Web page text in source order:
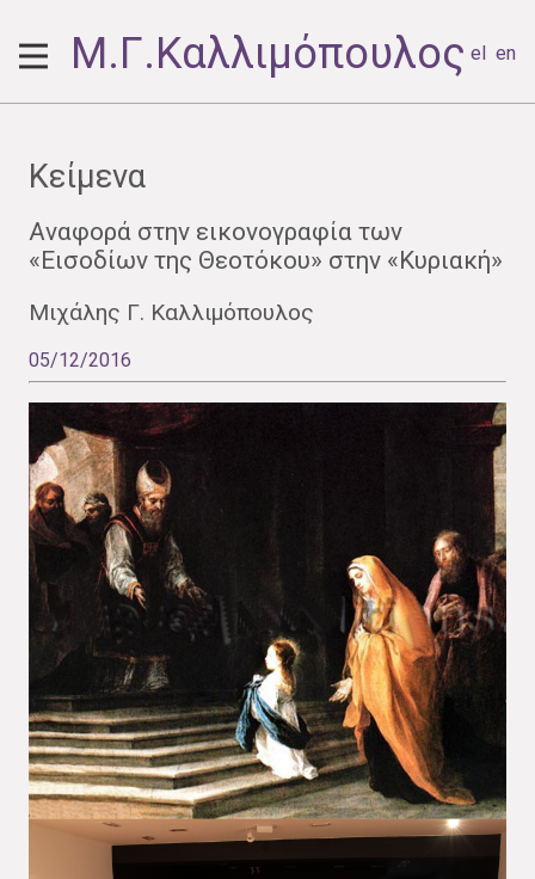
Μ.Γ.Καλλιμόπουλος el en
Κείμενα
Aναφορά στην εικονογραφία των
«Εισοδίων της Θεοτόκου» στην «Κυριακή»
Μιχάλης Γ. Καλλιμόπουλος
05/12/2016